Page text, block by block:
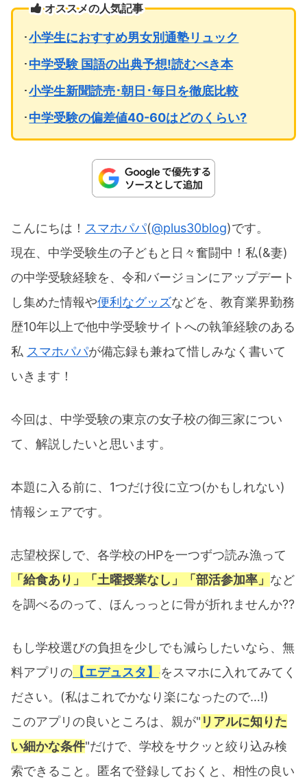
オススメの人気記事
･小学生におすすめ男女別通塾リュック
･中学受験 国語の出典予想!読むべき本
･小学生新聞読売･朝日･毎日を徹底比較
･中学受験の偏差値40-60はどのくらい?
こんにちは！ スマホパパ(@plus30blog)です。
現在、中学受験生の子どもと日々奮闘中！私(&妻)
の中学受験経験を、令和バージョンにアップデート
し集めた情報や便利なグッズなどを、教育業界勤務
歴10年以上で他中学受験サイトへの執筆経験のある
私 スマホパパが備忘録も兼ねて惜しみなく書いて
いきます！
今回は、中学受験の東京の女子校の御三家につい
て、解説したいと思います。
本題に入る前に、1つだけ役に立つ(かもしれない)
情報シェアです。
志望校探しで、各学校のHPを一つずつ読み漁って
「給食あり」「土曜授業なし」「部活参加率」 など
を調べるのって、ほんっっとに骨が折れませんか??
もし学校選びの負担を少しでも減らしたいなら、無
料アプリの 【エデュスタ】
をスマホに入れてみてく
ださい。(私はこれでかなり楽になったので…!)
このアプリの良いところは、親が" リアルに知りた
い細かな条件"だけで、学校をサクッと絞り込み検
索できること。匿名で登録しておくと、相性の良い